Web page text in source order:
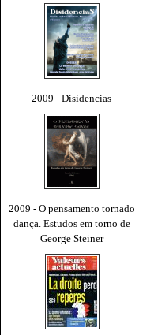
2009 - Disidencias
2009 - O pensamento tornado
dança. Estudos em torno de
George Steiner